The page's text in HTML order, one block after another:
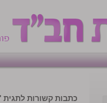
כתבות קשורות לתגית